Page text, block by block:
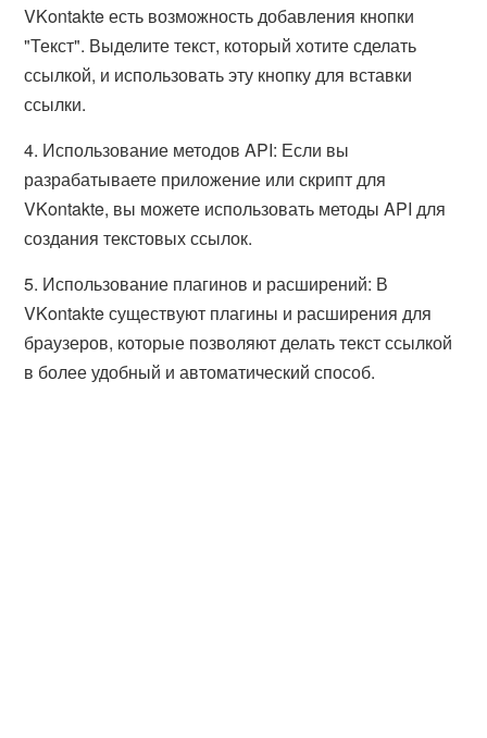
VKontakte есть возможность добавления кнопки
"Текст". Выделите текст, который хотите сделать
ссылкой, и использовать эту кнопку для вставки
ссылки.
4. Использование методов API: Если вы
разрабатываете приложение или скрипт для
VKontakte, вы можете использовать методы API для
создания текстовых ссылок.
5. Использование плагинов и расширений: В
VKontakte существуют плагины и расширения для
браузеров, которые позволяют делать текст ссылкой
в более удобный и автоматический способ.